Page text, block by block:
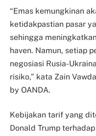
“Emas kemungkinan
ketidakpastian pasar
sehingga
haven. Namun, setiap
negosiasi Rusia-
risiko,” kata Zain
by OANDA.
Kebijakan tarif yang
Donald Trump